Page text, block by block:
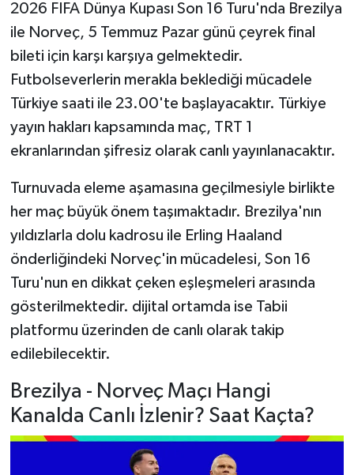
2026 FIFA Dünya Kupası Son 16 Turu'nda Brezilya
ile Norveç, 5 Temmuz Pazar günü çeyrek final
bileti için karşı karşıya gelmektedir.
Futbolseverlerin merakla beklediği mücadele
Türkiye saati ile 23.00'te başlayacaktır. Türkiye
yayın hakları kapsamında maç, TRT 1
ekranlarından şifresiz olarak canlı yayınlanacaktır.
Turnuvada eleme aşamasına geçilmesiyle birlikte
her maç büyük önem taşımaktadır. Brezilya'nın
yıldızlarla dolu kadrosu ile Erling Haaland
önderliğindeki Norveç'in mücadelesi, Son 16
Turu'nun en dikkat çeken eşleşmeleri arasında
gösterilmektedir. dijital ortamda ise Tabii
platformu üzerinden de canlı olarak takip
edilebilecektir.
Brezilya - Norveç Maçı Hangi
Kanalda Canlı İzlenir? Saat Kaçta?